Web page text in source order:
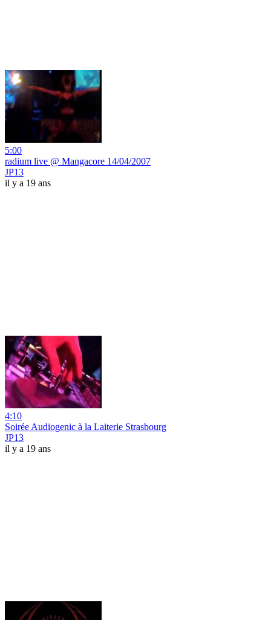
5:00
radium live @ Mangacore 14/04/2007
JP13
il y a 19 ans
4:10
Soirée Audiogenic à la Laiterie Strasbourg
JP13
il y a 19 ans